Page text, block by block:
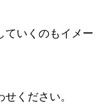
ていくのもイメー
ください。